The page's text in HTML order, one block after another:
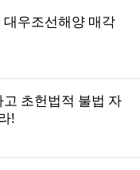
우조선해양 매각
초헌법적 불법 자
!